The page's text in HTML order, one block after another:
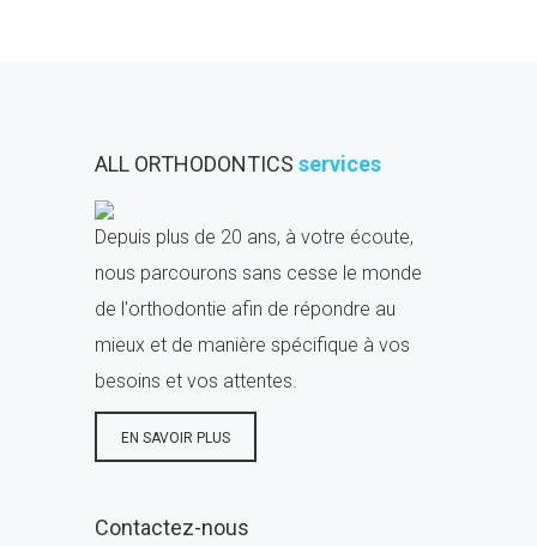
ALL ORTHODONTICS services
Depuis plus de 20 ans, à votre écoute,
nous parcourons sans cesse le monde
de l'orthodontie afin de répondre au
mieux et de manière spécifique à vos
besoins et vos attentes.
EN SAVOIR PLUS
Contactez-nous